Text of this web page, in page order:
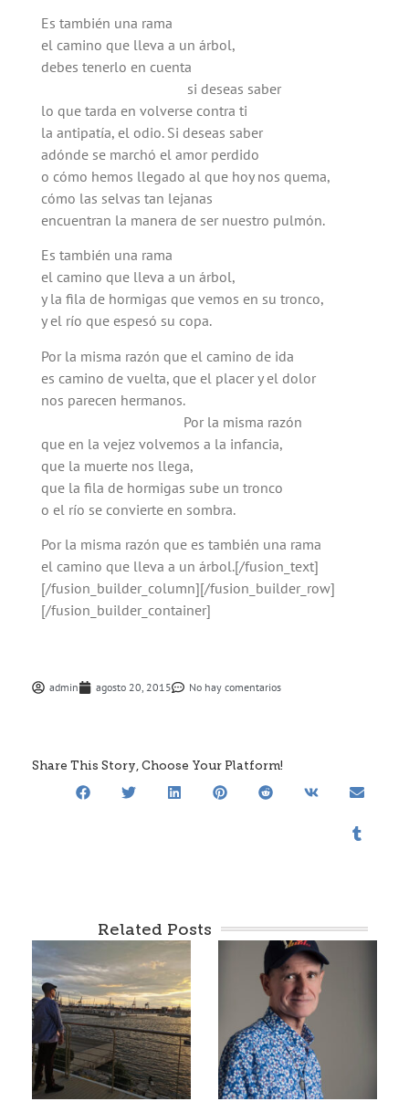
Es también una rama
el camino que lleva a un árbol,
debes tenerlo en cuenta
si deseas saber
lo que tarda en volverse contra ti
la antipatía, el odio. Si deseas saber
adónde se marchó el amor perdido
o cómo hemos llegado al que hoy nos quema,
cómo las selvas tan lejanas
encuentran la manera de ser nuestro pulmón.
Es también una rama
el camino que lleva a un árbol,
y la fila de hormigas que vemos en su tronco,
y el río que espesó su copa.
Por la misma razón que el camino de ida
es camino de vuelta, que el placer y el dolor
nos parecen hermanos.
Por la misma razón
que en la vejez volvemos a la infancia,
que la muerte nos llega,
que la fila de hormigas sube un tronco
o el río se convierte en sombra.
Por la misma razón que es también una rama
el camino que lleva a un árbol.[/fusion_text]
[/fusion_builder_column][/fusion_builder_row]
[/fusion_builder_container]
admin agosto 20, 2015 No hay comentarios
Share This Story, Choose Your Platform!
Related Posts